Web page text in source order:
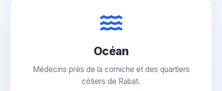
Océan
Médecins près de la corniche et des quartiers
côtiers de Rabat.